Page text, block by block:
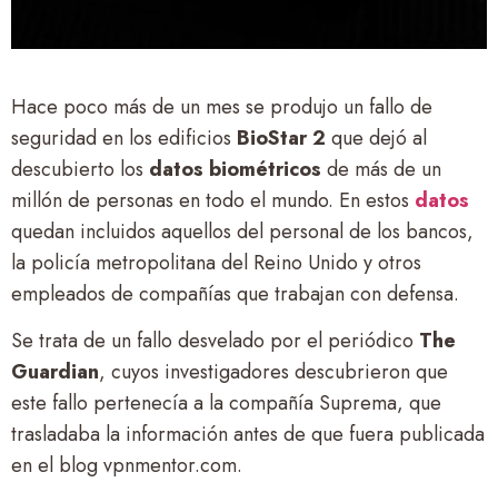
Hace poco más de un mes se produjo un fallo de
seguridad en los edificios BioStar 2 que dejó al
descubierto los datos biométricos de más de un
millón de personas en todo el mundo. En estos datos
quedan incluidos aquellos del personal de los bancos,
la policía metropolitana del Reino Unido y otros
empleados de compañías que trabajan con defensa.
Se trata de un fallo desvelado por el periódico The
Guardian, cuyos investigadores descubrieron que
este fallo pertenecía a la compañía Suprema, que
trasladaba la información antes de que fuera publicada
en el blog vpnmentor.com.